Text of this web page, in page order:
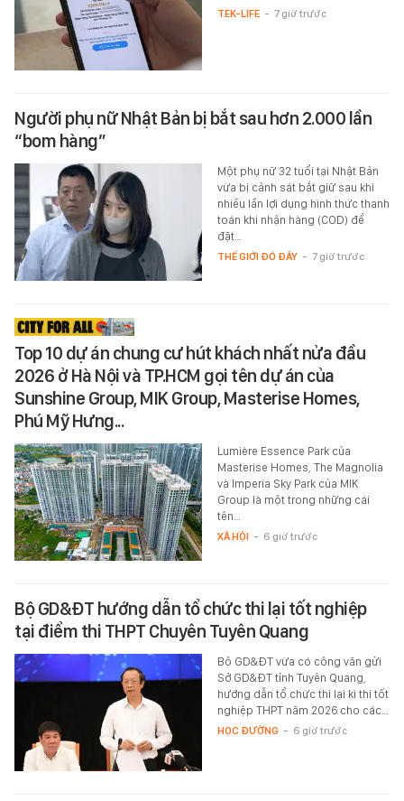
TEK-LIFE - 7 giờ trước
Người phụ nữ Nhật Bản bị bắt sau hơn 2.000 lần
“bom hàng”
Một phụ nữ 32 tuổi tại Nhật Bản
vừa bị cảnh sát bắt giữ sau khi
nhiều lần lợi dụng hình thức thanh
toán khi nhận hàng (COD) để
đặt…
THẾ GIỚI ĐÓ ĐÂY - 7 giờ trước
Top 10 dự án chung cư hút khách nhất nửa đầu
2026 ở Hà Nội và TP.HCM gọi tên dự án của
Sunshine Group, MIK Group, Masterise Homes,
Phú Mỹ Hưng...
Lumière Essence Park của
Masterise Homes, The Magnolia
và Imperia Sky Park của MIK
Group là một trong những cái
tên…
XÃ HỘI - 6 giờ trước
Bộ GD&ĐT hướng dẫn tổ chức thi lại tốt nghiệp
tại điểm thi THPT Chuyên Tuyên Quang
Bộ GD&ĐT vừa có công văn gửi
Sở GD&ĐT tỉnh Tuyên Quang,
hướng dẫn tổ chức thi lại kì thi tốt
nghiệp THPT năm 2026 cho các…
HỌC ĐƯỜNG - 6 giờ trước